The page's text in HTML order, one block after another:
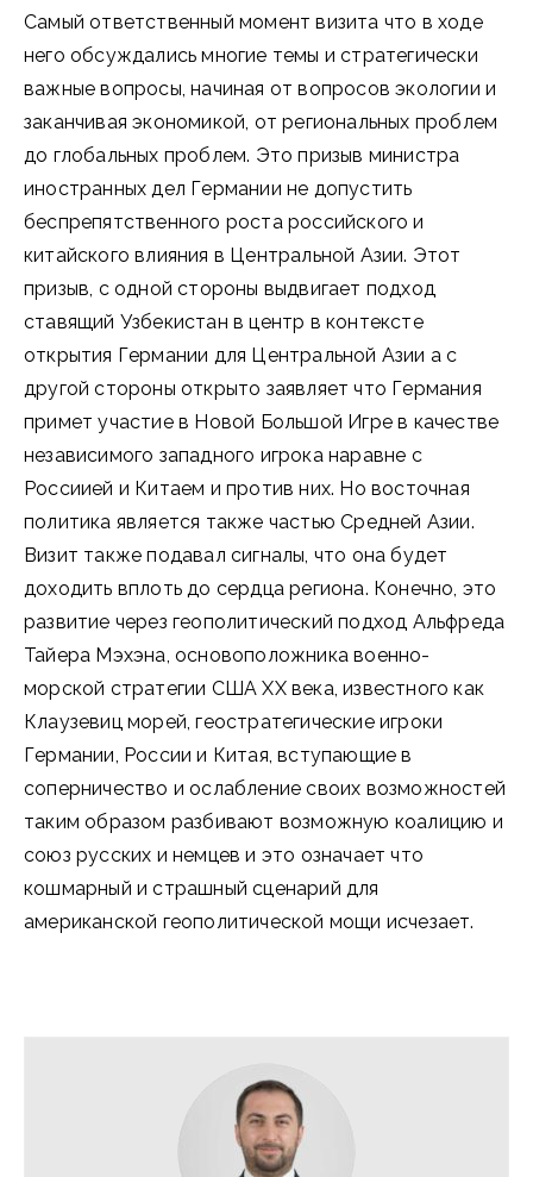
Самый ответственный момент визита что в ходе
него обсуждались многие темы и стратегически
важные вопросы, начиная от вопросов экологии и
заканчивая экономикой, от региональных проблем
до глобальных проблем. Это призыв министра
иностранных дел Германии не допустить
беспрепятственного роста российского и
китайского влияния в Центральной Азии. Этот
призыв, с одной стороны выдвигает подход
ставящий Узбекистан в центр в контексте
открытия Германии для Центральной Азии а с
другой стороны открыто заявляет что Германия
примет участие в Новой Большой Игре в качестве
независимого западного игрока наравне с
Россиией и Китаем и против них. Но восточная
политика является также частью Средней Азии.
Визит также подавал сигналы, что она будет
доходить вплоть до сердца региона. Конечно, это
развитие через геополитический подход Альфреда
Тайера Мэхэна, основоположника военно-
морской стратегии США ХХ века, известного как
Клаузевиц морей, геостратегические игроки
Германии, России и Китая, вступающие в
соперничество и ослабление своих возможностей
таким образом разбивают возможную коалицию и
союз русских и немцев и это означает что
кошмарный и страшный сценарий для
американской геополитической мощи исчезает.